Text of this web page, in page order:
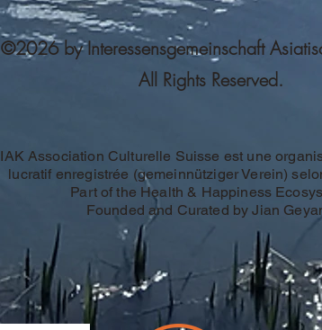
©2026 by Interessensgemeinschaft
All Rights Reserved.
IAK Association Culturelle Suisse est une
lucratif enregistrée (gemeinnütziger Verein)
Part of the Health & Happiness
Founded and Curated by Jian